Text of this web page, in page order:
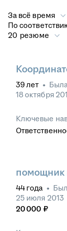
За всё время
По
20 резюме
39лет •
18 октября
Ключевые
помощник
44 года •
25 июля 2013
20 000 ₽